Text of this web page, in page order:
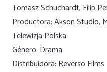
Tomasz Schuchardt, Filip
Productora: Akson Studio,
Telewizja Polska
Género: Drama
Distribuidora: Reverso Films